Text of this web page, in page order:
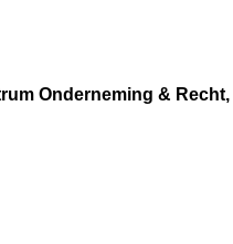
Onderneming &